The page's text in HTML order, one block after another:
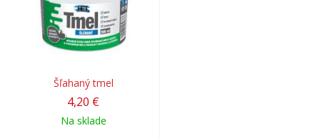
Šľahaný tmel
4,20 €
Na sklade